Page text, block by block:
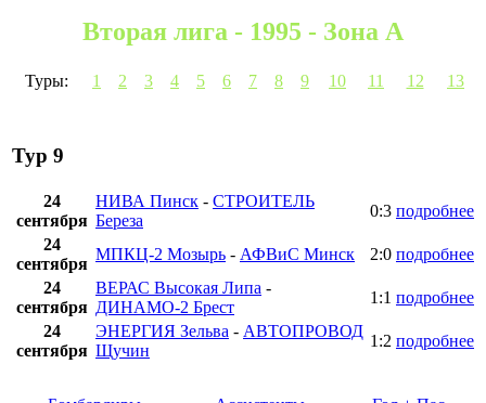
Вторая лига - 1995 - Зона А
Туры: 1 2 3 4 5 6 7 8 9 10 11 12 13
Тур 9
24
сентября
НИВА Пинск - СТРОИТЕЛЬ
Береза
0:3 подробнее
24
сентября
МПКЦ-2 Мозырь - АФВиС Минск 2:0 подробнее
24
сентября
ВЕРАС Высокая Липа -
ДИНАМО-2 Брест
1:1 подробнее
24
сентября
ЭНЕРГИЯ Зельва - АВТОПРОВОД
Щучин
1:2 подробнее